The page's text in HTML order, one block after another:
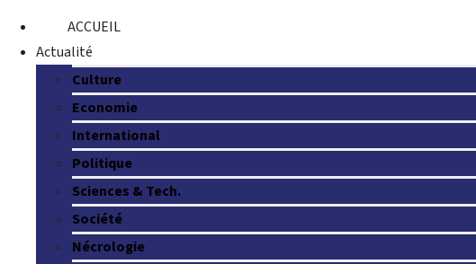
ACCUEIL
Actualité
Culture
Economie
International
Politique
Sciences & Tech.
Société
Nécrologie